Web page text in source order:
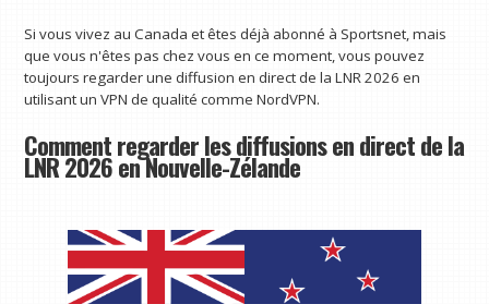
Si vous vivez au Canada et êtes déjà abonné à Sportsnet, mais
que vous n'êtes pas chez vous en ce moment, vous pouvez
toujours regarder une diffusion en direct de la LNR 2026 en
utilisant un VPN de qualité comme NordVPN.
Comment regarder les diffusions en direct de la
LNR 2026 en Nouvelle-Zélande